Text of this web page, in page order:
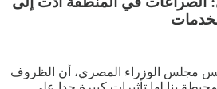
مجلس الوزراء المصري، أن الظروف